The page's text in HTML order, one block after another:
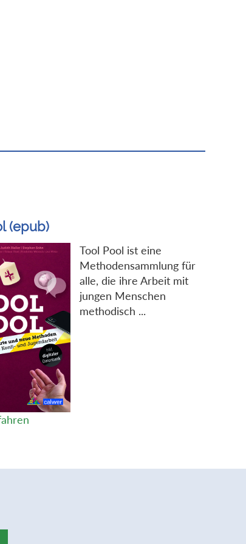
(epub)
Tool Pool ist eine
Methodensammlung für
alle, die ihre Arbeit mit
jungen Menschen
methodisch ...